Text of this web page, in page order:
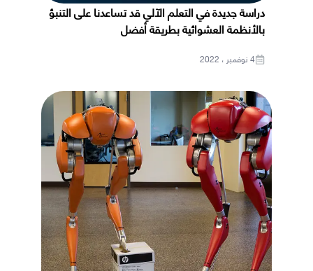
دراسة جديدة في التعلم الآلي قد تساعدنا على التنبؤ
بالأنظمة العشوائية بطريقة أفضل
4 نوفمبر ، 2022